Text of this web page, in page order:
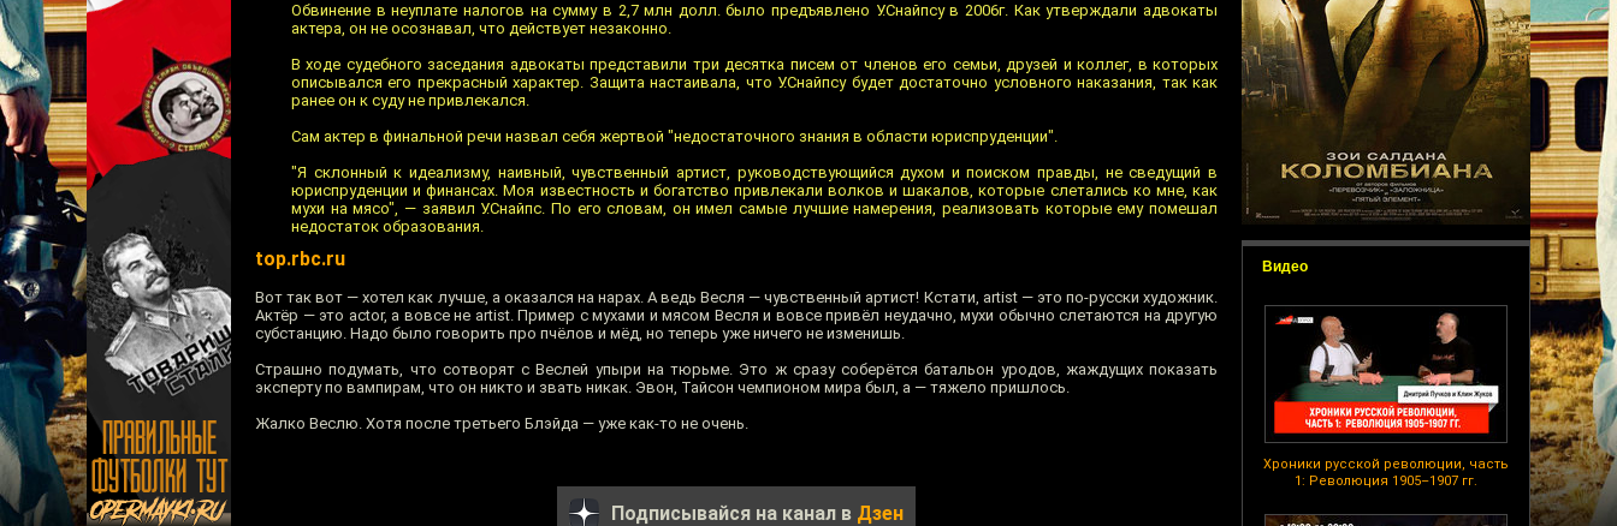
Видео
Хроники русской революции, часть
1: Революция 1905–1907 гг.
Обвинение в неуплате налогов на сумму в 2,7 млн долл. было предъявлено У.Снайпсу в 2006г. Как утверждали адвокаты
актера, он не осознавал, что действует незаконно.
В ходе судебного заседания адвокаты представили три десятка писем от членов его семьи, друзей и коллег, в которых
описывался его прекрасный характер. Защита настаивала, что У.Снайпсу будет достаточно условного наказания, так как
ранее он к суду не привлекался.
Сам актер в финальной речи назвал себя жертвой "недостаточного знания в области юриспруденции".
"Я склонный к идеализму, наивный, чувственный артист, руководствующийся духом и поиском правды, не сведущий в
юриспруденции и финансах. Моя известность и богатство привлекали волков и шакалов, которые слетались ко мне, как
мухи на мясо", — заявил У.Снайпс. По его словам, он имел самые лучшие намерения, реализовать которые ему помешал
недостаток образования.
top.rbc.ru
Вот так вот — хотел как лучше, а оказался на нарах. А ведь Весля — чувственный артист! Кстати, artist — это по-русски художник.
Актёр — это actor, а вовсе не artist. Пример с мухами и мясом Весля и вовсе привёл неудачно, мухи обычно слетаются на другую
субстанцию. Надо было говорить про пчёлов и мёд, но теперь уже ничего не изменишь.
Страшно подумать, что сотворят с Веслей упыри на тюрьме. Это ж сразу соберётся батальон уродов, жаждущих показать
эксперту по вампирам, что он никто и звать никак. Эвон, Тайсон чемпионом мира был, а — тяжело пришлось.
Жалко Веслю. Хотя после третьего Блэйда — уже как-то не очень.
Подписывайся на канал в Дзен